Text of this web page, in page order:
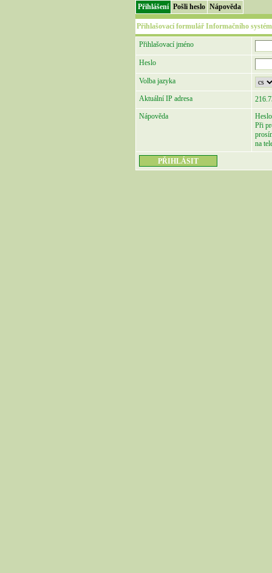
Přihlášení Pošli heslo Nápověda
Přihlašovací formulář Informačního
Přihlašovací jméno
Heslo
Volba jazyka
Aktuální IP adresa
Nápověda
Při
na